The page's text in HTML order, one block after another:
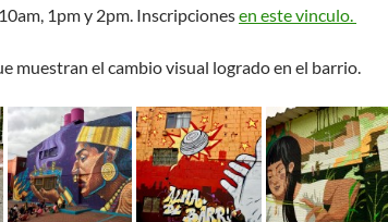
1pm y 2pm. Inscripcionesen este vinculo.
muestran el cambio visual logrado en el barrio.